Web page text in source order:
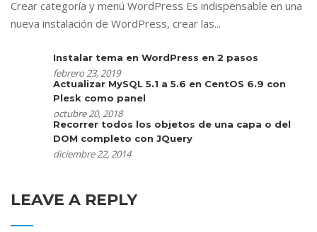
Crear categoría y menú WordPress Es indispensable en una
nueva instalación de WordPress, crear las...
Instalar tema en WordPress en 2 pasos
febrero 23, 2019
Actualizar MySQL 5.1 a 5.6 en CentOS 6.9 con
Plesk como panel
octubre 20, 2018
Recorrer todos los objetos de una capa o del
DOM completo con JQuery
diciembre 22, 2014
LEAVE A REPLY